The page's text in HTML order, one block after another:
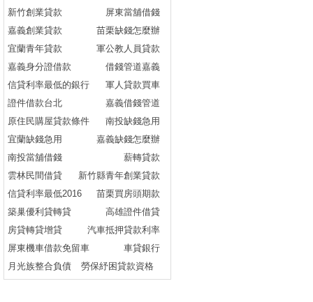
新竹創業貸款
屏東當舖借錢
嘉義創業貸款
苗栗缺錢怎麼辦
宜蘭青年貸款
軍公教人員貸款
嘉義身分證借款
借錢管道嘉義
信貸利率最低的銀行
軍人貸款買車
證件借款台北
嘉義借錢管道
原住民購屋貸款條件
南投缺錢急用
宜蘭缺錢急用
嘉義缺錢怎麼辦
南投當舖借錢
薪轉貸款
雲林民間借貸
新竹縣青年創業貸款
信貸利率最低2016
苗栗買房頭期款
築巢優利貸轉貸
高雄證件借貸
房貸轉貸增貸
汽車抵押貸款利率
屏東機車借款免留車
車貸銀行
月光族整合負債
勞保紓困貸款資格